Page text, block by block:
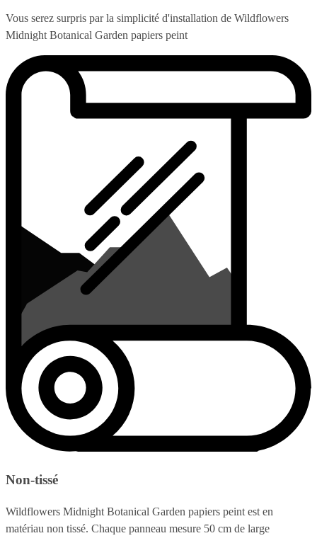
Vous serez surpris par la simplicité d'installation de Wildflowers
Midnight Botanical Garden papiers peint
Non-tissé
Wildflowers Midnight Botanical Garden papiers peint est en
matériau non tissé. Chaque panneau mesure 50 cm de large